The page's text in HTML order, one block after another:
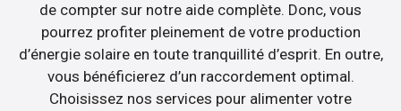
de compter sur notre aide complète. Donc, vous
pourrez profiter pleinement de votre production
d’énergie solaire en toute tranquillité d’esprit. En outre,
vous bénéficierez d’un raccordement optimal.
Choisissez nos services pour alimenter votre